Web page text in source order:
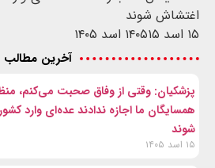
اغتشاش شوند
۱۵ اسد ۱۴۰۵
۱۵ اسد ۱۴۰۵
آخرین مطالب
پزشکیان: وقتی از وفاق صحبت می‌کنم،
همسایگان ما اجازه ندادند عده‌ای وارد
شوند
۱۵ اسد ۱۴۰۵